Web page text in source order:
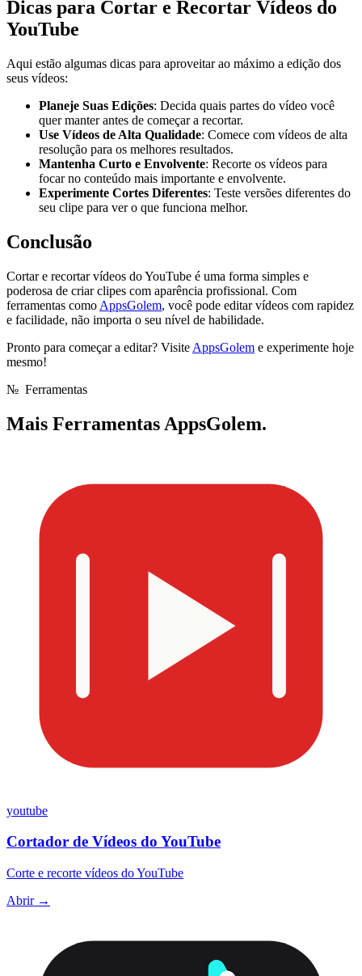
Dicas para Cortar e Recortar Vídeos do
YouTube
Aqui estão algumas dicas para aproveitar ao máximo a edição dos
seus vídeos:
Planeje Suas Edições: Decida quais partes do vídeo você
quer manter antes de começar a recortar.
Use Vídeos de Alta Qualidade: Comece com vídeos de alta
resolução para os melhores resultados.
Mantenha Curto e Envolvente: Recorte os vídeos para
focar no conteúdo mais importante e envolvente.
Experimente Cortes Diferentes: Teste versões diferentes do
seu clipe para ver o que funciona melhor.
Conclusão
Cortar e recortar vídeos do YouTube é uma forma simples e
poderosa de criar clipes com aparência profissional. Com
ferramentas como AppsGolem, você pode editar vídeos com rapidez
e facilidade, não importa o seu nível de habilidade.
Pronto para começar a editar? Visite AppsGolem e experimente hoje
mesmo!
№ Ferramentas
Mais Ferramentas AppsGolem.
youtube
Cortador de Vídeos do YouTube
Corte e recorte vídeos do YouTube
Abrir →